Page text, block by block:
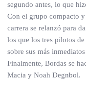
segundo antes, lo que
Con el grupo compacto
carrera se relanzó para
los que los tres pilotos
sobre sus más
Finalmente, Bordas se
Macia y Noah Degnbol.